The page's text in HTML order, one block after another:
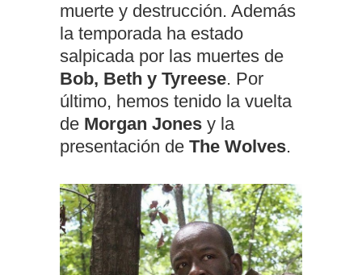
muerte y destrucción. Además
la temporada ha estado
salpicada por las muertes de
Bob, Beth y Tyreese. Por
último, hemos tenido la vuelta
de Morgan Jones y la
presentación de The Wolves.